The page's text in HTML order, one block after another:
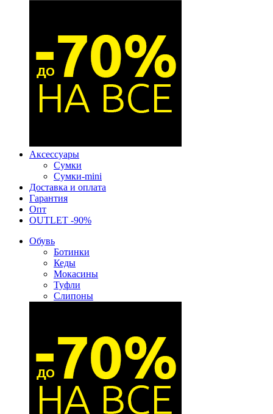
Аксессуары
Сумки
Сумки-mini
Доставка и оплата
Гарантия
Опт
OUTLET -90%
Обувь
Ботинки
Кеды
Мокасины
Туфли
Слипоны